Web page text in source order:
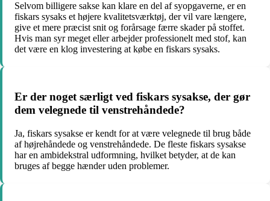
Selvom billigere sakse kan klare en del af syopgaverne, er en
fiskars sysaks et højere kvalitetsværktøj, der vil vare længere,
give et mere præcist snit og forårsage færre skader på stoffet.
Hvis man syr meget eller arbejder professionelt med stof, kan
det være en klog investering at købe en fiskars sysaks.
Er der noget særligt ved fiskars sysakse, der gør
dem velegnede til venstrehåndede?
Ja, fiskars sysakse er kendt for at være velegnede til brug både
af højrehåndede og venstrehåndede. De fleste fiskars sysakse
har en ambidekstral udformning, hvilket betyder, at de kan
bruges af begge hænder uden problemer.